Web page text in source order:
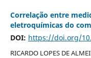
Correlação entre
eletroquímicas do
DOI: https://doi.org/
RICARDO LOPES DE